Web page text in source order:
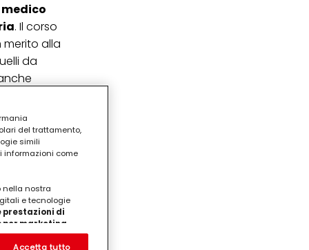
. Il corso
alla
da
ma è
il
del trattamento,
simili
informazioni come
nella nostra
e tecnologie
prestazioni di
per marketing
noi
su siti Web di
Accetta tutto